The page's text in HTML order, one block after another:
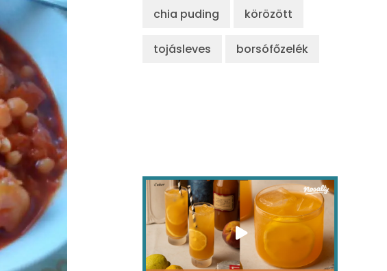
chia puding körözött
tojásleves borsófőzelék